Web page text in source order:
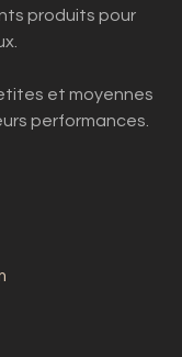
produits pour
et moyennes
performances.